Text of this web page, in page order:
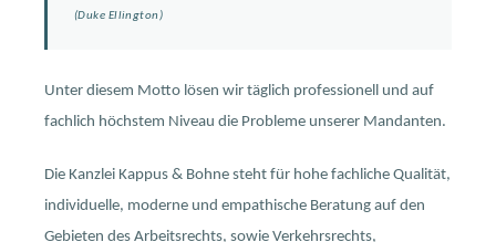
(Duke Ellington)
Unter diesem Motto lösen wir täglich professionell und auf
fachlich höchstem Niveau die Probleme unserer Mandanten.
Die Kanzlei Kappus & Bohne steht für hohe fachliche Qualität,
individuelle, moderne und empathische Beratung auf den
Gebieten des Arbeitsrechts, sowie Verkehrsrechts,